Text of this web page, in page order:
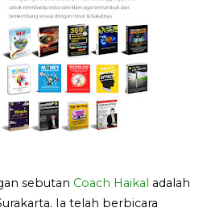
sebutan Coach Haikal adalah
Ia telah berbicara